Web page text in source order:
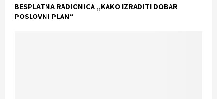
BESPLATNA RADIONICA „KAKO IZRADITI DOBAR
POSLOVNI PLAN“